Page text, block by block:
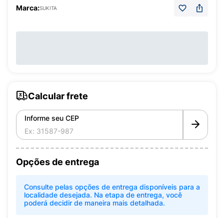
Marca:SUKITA
Calcular frete
Informe seu CEP
Opções de entrega
Consulte pelas opções de entrega disponíveis para a
localidade desejada. Na etapa de entrega, você
poderá decidir de maneira mais detalhada.